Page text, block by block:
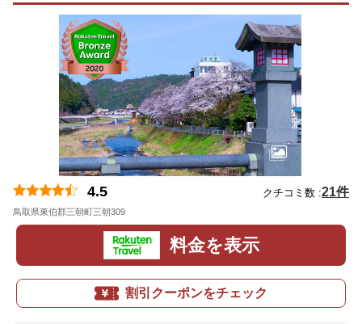
4.5 クチコミ数 :21件
鳥取県東伯郡三朝町三朝309
料金を表示
割引クーポンをチェック